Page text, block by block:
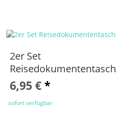
2er Set
Reisedokumententasche
6,95 € *
sofort verfügbar